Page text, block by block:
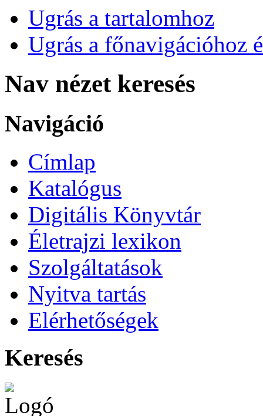
Ugrás a tartalomhoz
Ugrás a főnavigációhoz
Nav nézet keresés
Navigáció
Címlap
Katalógus
Digitális Könyvtár
Életrajzi lexikon
Szolgáltatások
Nyitva tartás
Elérhetőségek
Keresés